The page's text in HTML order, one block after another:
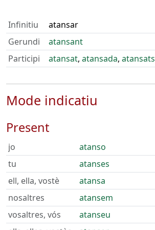
Infinitiu
atansar
Gerundi
atansant
Participi
atansat, atansada, atansats
Mode indicatiu
Present
jo
atanso
tu
atanses
ell, ella, vostè
atansa
nosaltres
atansem
vosaltres, vós
atanseu